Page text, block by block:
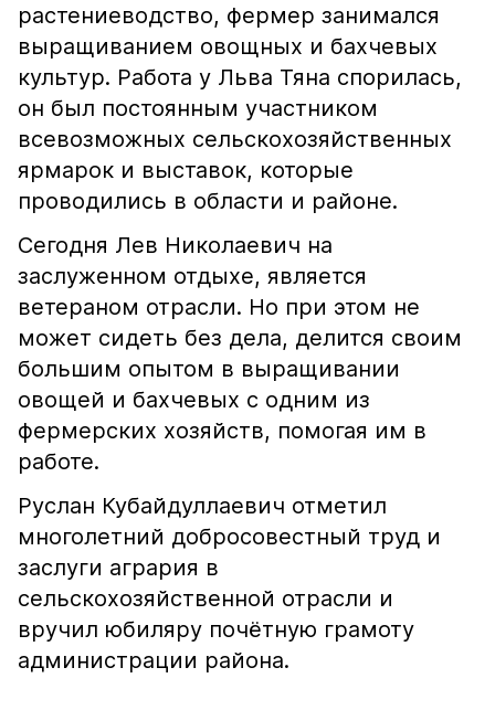
растениеводство, фермер занимался
выращиванием овощных и бахчевых
культур. Работа у Льва Тяна спорилась,
он был постоянным участником
всевозможных сельскохозяйственных
ярмарок и выставок, которые
проводились в области и районе.
Сегодня Лев Николаевич на
заслуженном отдыхе, является
ветераном отрасли. Но при этом не
может сидеть без дела, делится своим
большим опытом в выращивании
овощей и бахчевых с одним из
фермерских хозяйств, помогая им в
работе.
Руслан Кубайдуллаевич отметил
многолетний добросовестный труд и
заслуги агрария в
сельскохозяйственной отрасли и
вручил юбиляру почётную грамоту
администрации района.